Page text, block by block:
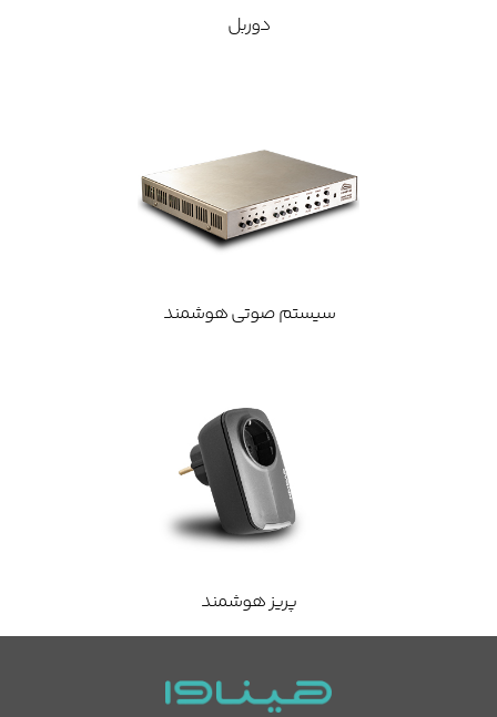
دوربل
سیستم صوتی هوشمند
پریز هوشمند